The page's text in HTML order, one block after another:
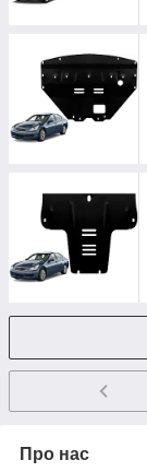
Про нас